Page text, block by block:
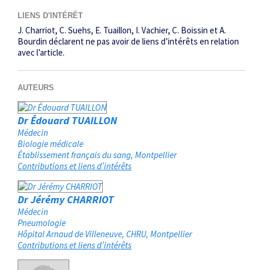
LIENS D'INTÉRÊT
J. Charriot, C. Suehs, E. Tuaillon, I. Vachier, C. Boissin et A.
Bourdin déclarent ne pas avoir de liens d’intérêts en relation
avec l’article.
AUTEURS
Dr Édouard TUAILLON
Médecin
Biologie médicale
Établissement français du sang Montpellier
Contributions et liens d’intérêts
Dr Jérémy CHARRIOT
Médecin
Pneumologie
Hôpital Arnaud de Villeneuve, CHRU Montpellier
Contributions et liens d’intérêts